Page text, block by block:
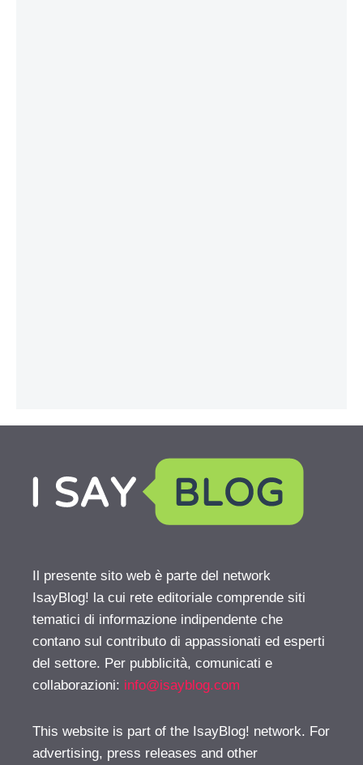
Il presente sito web è parte del network
IsayBlog! la cui rete editoriale comprende siti
tematici di informazione indipendente che
contano sul contributo di appassionati ed esperti
del settore. Per pubblicità, comunicati e
collaborazioni: info@isayblog.com
This website is part of the IsayBlog! network. For
advertising, press releases and other